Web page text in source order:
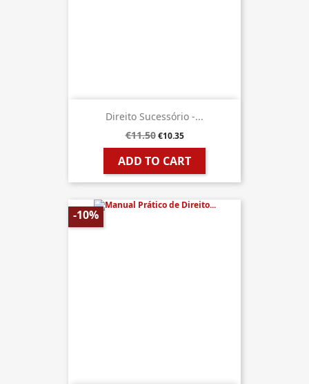
Direito Sucessório -...
€11.50 €10.35
ADD TO CART
-10%